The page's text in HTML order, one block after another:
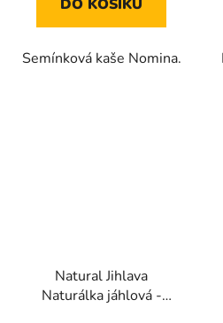
DO KOŠÍKU
Semínková kaše Nomina.
Natural Jihlava
Naturálka jáhlová -